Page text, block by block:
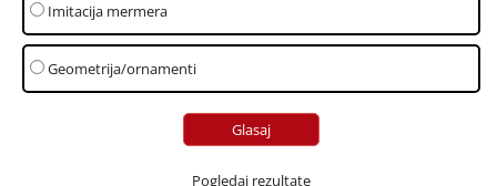
Imitacija mermera
Geometrija/ornamenti
Pogledaj rezultate